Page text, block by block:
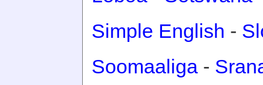
Simple English -
Soomaaliga -